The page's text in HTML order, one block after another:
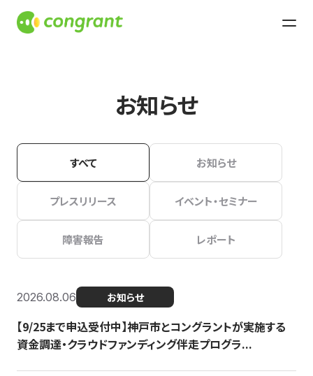
お知らせ
すべて お知らせ
プレスリリース イベント・セミナー
障害報告 レポート
2026.08.06 お知らせ
【9/25まで申込受付中】神戸市とコングラントが実施する
資金調達・クラウドファンディング伴走プログラ...